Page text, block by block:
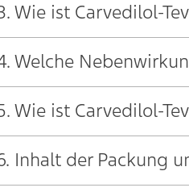
Wie ist Carvedilol-
Welche
Wie ist Carvedilol-
Inhalt der Packung